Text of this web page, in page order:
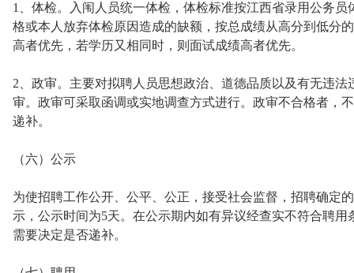
1、体检。入闱人员统一体检，体检标准按江西省录用公务
格或本人放弃体检原因造成的缺额，按总成绩从高分到低分
高者优先，若学历又相同时，则面试成绩高者优先。
2、政审。主要对拟聘人员思想政治、道德品质以及有无违
审。政审可采取函调或实地调查方式进行。政审不合格者，
递补。
（六）公示
为使招聘工作公开、公平、公正，接受社会监督，招聘确定
示，公示时间为5天。在公示期内如有异议经查实不符合聘
需要决定是否递补。